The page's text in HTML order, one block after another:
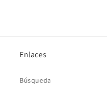
Enlaces
Búsqueda